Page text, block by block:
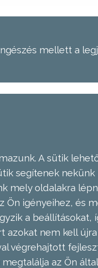
mellett a
A sütik
segítenek
mely oldalakra
igényeihez, és
a beállításokat,
nem kell
végrehajtott
az Ön